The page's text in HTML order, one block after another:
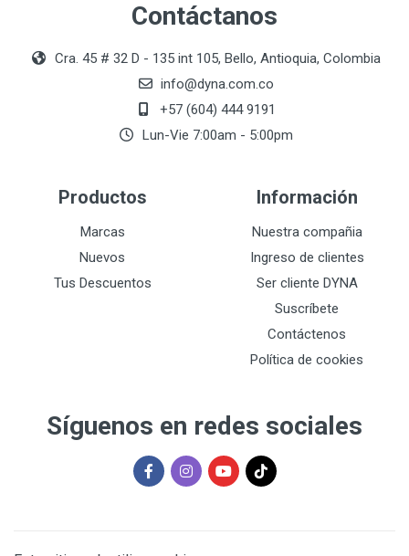
Contáctanos
Cra. 45 # 32 D - 135 int 105, Bello, Antioquia, Colombia
info@dyna.com.co
+57 (604) 444 9191
Lun-Vie 7:00am - 5:00pm
Productos
Marcas
Nuevos
Tus Descuentos
Información
Nuestra compañia
Ingreso de clientes
Ser cliente DYNA
Suscríbete
Contáctenos
Política de cookies
Síguenos en redes sociales